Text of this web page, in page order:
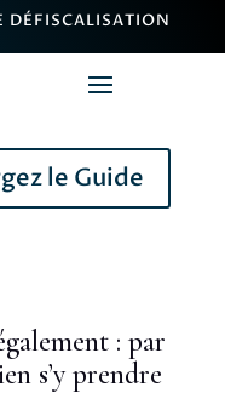
DÉFISCALISATION
le Guide
: par
s’y prendre